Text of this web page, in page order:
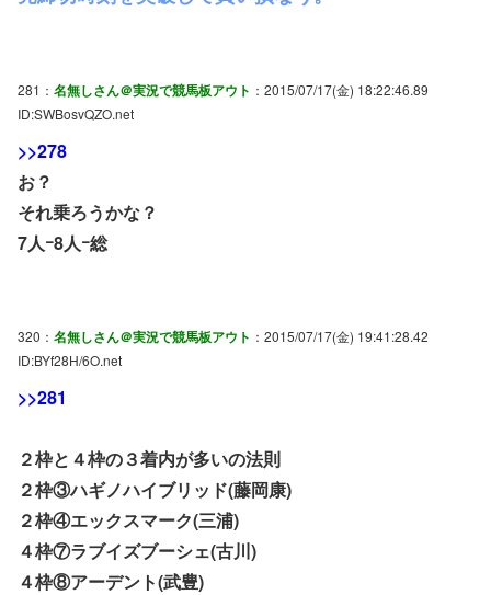
281： 名無しさん＠実況で競馬板アウト ：2015/07/17(金) 18:22:46.89
ID:SWBosvQZO.net
>>278
お？
それ乗ろうかな？
7人ｰ8人ｰ総
320： 名無しさん＠実況で競馬板アウト ：2015/07/17(金) 19:41:28.42
ID:BYf28H/6O.net
>>281
２枠と４枠の３着内が多いの法則
２枠③ハギノハイブリッド(藤岡康)
２枠④エックスマーク(三浦)
４枠⑦ラブイズブーシェ(古川)
４枠⑧アーデント(武豊)